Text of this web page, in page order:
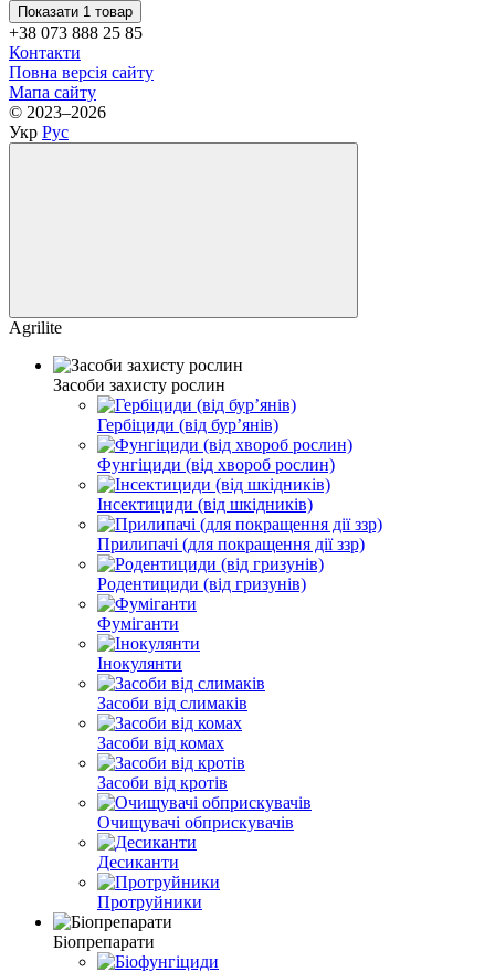
Показати 1 товар
+38 073 888 25 85
Контакти
Повна версія сайту
Мапа сайту
© 2023–2026
Укр Рус
Agrilite
Засоби захисту рослин
Гербіциди (від бурʼянів)
Фунгіциди (від хвороб рослин)
Інсектициди (від шкідників)
Прилипачі (для покращення дії ззр)
Родентициди (від гризунів)
Фуміганти
Інокулянти
Засоби від слимаків
Засоби від комах
Засоби від кротів
Очищувачі обприскувачів
Десиканти
Протруйники
Біопрепарати